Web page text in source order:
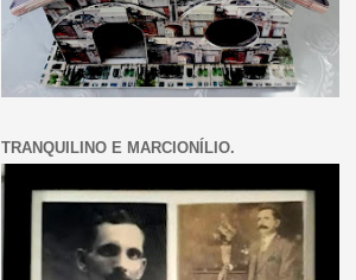
TRANQUILINO E MARCIONÍLIO.